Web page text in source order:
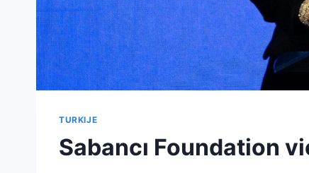
TURKIJE
Sabancı Foundation